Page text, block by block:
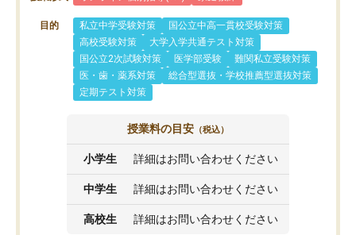
目的 私立中学受験対策
国公立中高一貫校受験対策
高校受験対策
大学入学共通テスト対策
国公立2次試験対策
医学部受験
難関私立受験対策
医・歯・薬系対策
総合型選抜・学校推薦型選抜対策
定期テスト対策
授業料の目安 （税込）
小学生 詳細はお問い合わせください
中学生 詳細はお問い合わせください
高校生 詳細はお問い合わせください